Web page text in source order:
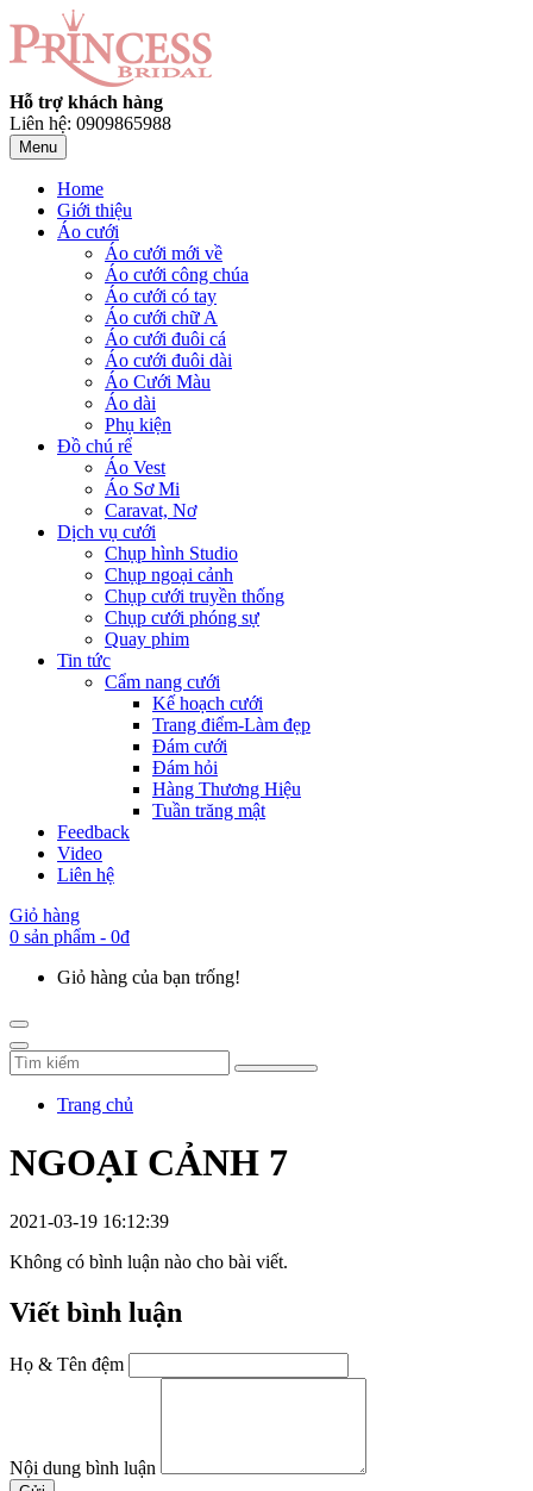
Hỗ trợ khách hàng
Liên hệ: 0909865988
Menu
Home
Giới thiệu
Áo cưới
Áo cưới mới về
Áo cưới công chúa
Áo cưới có tay
Áo cưới chữ A
Áo cưới đuôi cá
Áo cưới đuôi dài
Áo Cưới Màu
Áo dài
Phụ kiện
Đồ chú rể
Áo Vest
Áo Sơ Mi
Caravat, Nơ
Dịch vụ cưới
Chụp hình Studio
Chụp ngoại cảnh
Chụp cưới truyền thống
Chụp cưới phóng sự
Quay phim
Tin tức
Cẩm nang cưới
Kế hoạch cưới
Trang điểm-Làm đẹp
Đám cưới
Đám hỏi
Hàng Thương Hiệu
Tuần trăng mật
Feedback
Video
Liên hệ
Giỏ hàng
0 sản phẩm - 0đ
Giỏ hàng của bạn trống!
Trang chủ
NGOẠI CẢNH 7
2021-03-19 16:12:39
Không có bình luận nào cho bài viết.
Viết bình luận
Họ & Tên đệm
Nội dung bình luận